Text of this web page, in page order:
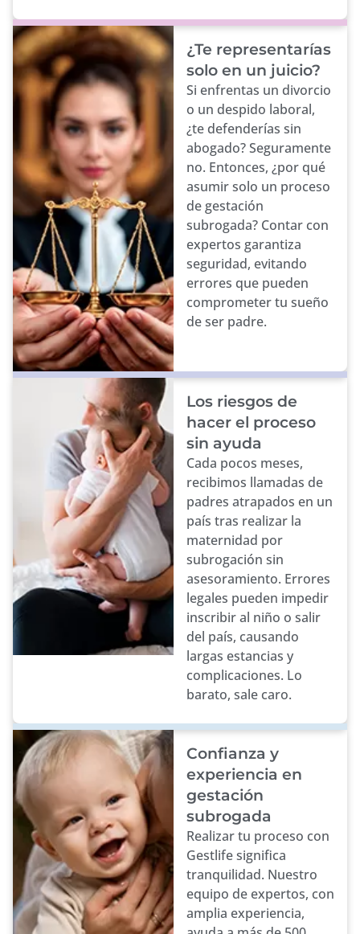
¿Te representarías
solo en un juicio?
Si enfrentas un divorcio
o un despido laboral,
¿te defenderías sin
abogado? Seguramente
no. Entonces, ¿por qué
asumir solo un proceso
de gestación
subrogada? Contar con
expertos garantiza
seguridad, evitando
errores que pueden
comprometer tu sueño
de ser padre.
Los riesgos de
hacer el proceso
sin ayuda
Cada pocos meses,
recibimos llamadas de
padres atrapados en un
país tras realizar la
maternidad por
subrogación sin
asesoramiento. Errores
legales pueden impedir
inscribir al niño o salir
del país, causando
largas estancias y
complicaciones. Lo
barato, sale caro.
Confianza y
experiencia en
gestación
subrogada
Realizar tu proceso con
Gestlife significa
tranquilidad. Nuestro
equipo de expertos, con
amplia experiencia,